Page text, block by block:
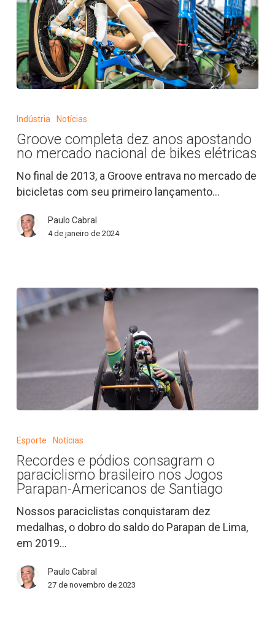
completa
anos
apostando
no
mercado
de
bikes
Indústria Notícias
Groove completa dez anos apostando
no mercado nacional de bikes elétricas
No final de 2013, a Groove entrava no mercado de
bicicletas com seu primeiro lançamento…
Paulo Cabral
4 de janeiro de 2024
pódios
consagram
o
paraciclismo
brasileiro
nos
Jogos
Americanos
de
Esporte Notícias
Recordes e pódios consagram o
paraciclismo brasileiro nos Jogos
Parapan-Americanos de Santiago
Nossos paraciclistas conquistaram dez
medalhas, o dobro do saldo do Parapan de Lima,
em 2019…
Paulo Cabral
27 de novembro de 2023